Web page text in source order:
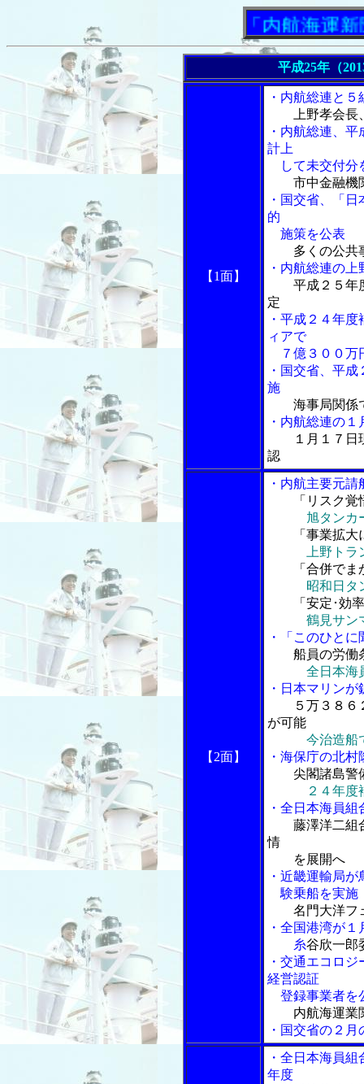
「内航海運新聞」ニ
平成25年（
【1面】
・内航総連と
上野孝会
・内航総連、
計上
して未交付分
市中金融機
・国交省、「
的
施策を公表
多くの公共
・内航総連の
平成２５年
定
・平成２４年
ィアで
７億３００万
・国交省、平
施
海事局関係
・内航総連の
１月１７
認
【2面】
・内航主要元
「リスク覚
旭タン
「事業拡
上野ト
「合併でま
昭和日
「安定･効
鶴見サ
・「このひとに
船員の労働
全日本海
・日本マリン
５万３８
が可能
今治造船
・海保庁の北
尖閣諸島警
２４年
・全日本海員
藤澤洋二組
情
を展開へ
・近畿運輸局
験乗船を実施
名門大洋フ
・全国港湾が
糸谷欣一郎
・交通エコロ
経営認証
登録事業者を
内航海運業
・国交省の２
・全日本海員
年度